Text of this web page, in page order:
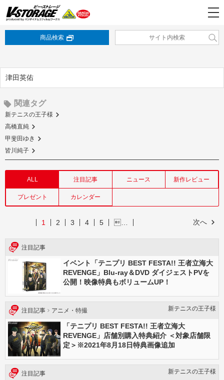
商品検索
津田英佑
関連タグ
新テニスの王子様
高橋直純
甲斐田ゆき
皆川純子
ALL 注目記事 ニュース 新作レビュー
プレゼント カレンダー
次へ
1 2 3 4 5 …
注目記事
イベント「テニプリ BEST FESTA!! 王者立海大
REVENGE」Blu-ray＆DVD ダイジェストPVを
公開！映像特典もボリュームUP！
注目記事 アニメ・特撮 新テニスの王⼦様
「テニプリ BEST FESTA!! 王者立海大
REVENGE」店舗別購入特典紹介 ＜対象店舗限
定＞※2021年8月18日特典画像追加
注目記事 新テニスの王⼦様